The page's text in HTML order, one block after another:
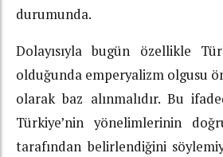
durumunda.
Dolayısıyla bugün özellikle
olduğunda emperyalizm olgusu
olarak baz alınmalıdır. Bu
Türkiye’nin yönelimlerinin
tarafından belirlendiğini